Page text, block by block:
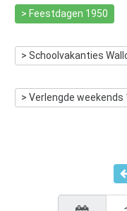
> Feestdagen 1950
> Schoolvakanties
> Verlengde weekends